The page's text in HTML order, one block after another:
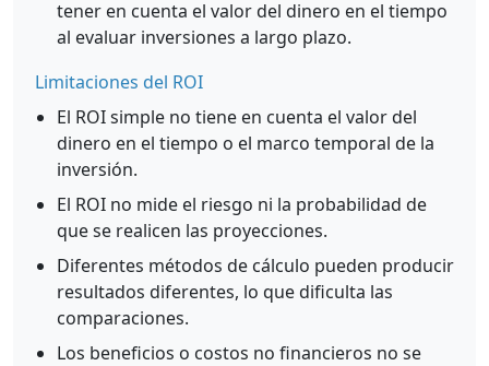
tener en cuenta el valor del dinero en el tiempo
al evaluar inversiones a largo plazo.
Limitaciones del ROI
El ROI simple no tiene en cuenta el valor del
dinero en el tiempo o el marco temporal de la
inversión.
El ROI no mide el riesgo ni la probabilidad de
que se realicen las proyecciones.
Diferentes métodos de cálculo pueden producir
resultados diferentes, lo que dificulta las
comparaciones.
Los beneficios o costos no financieros no se